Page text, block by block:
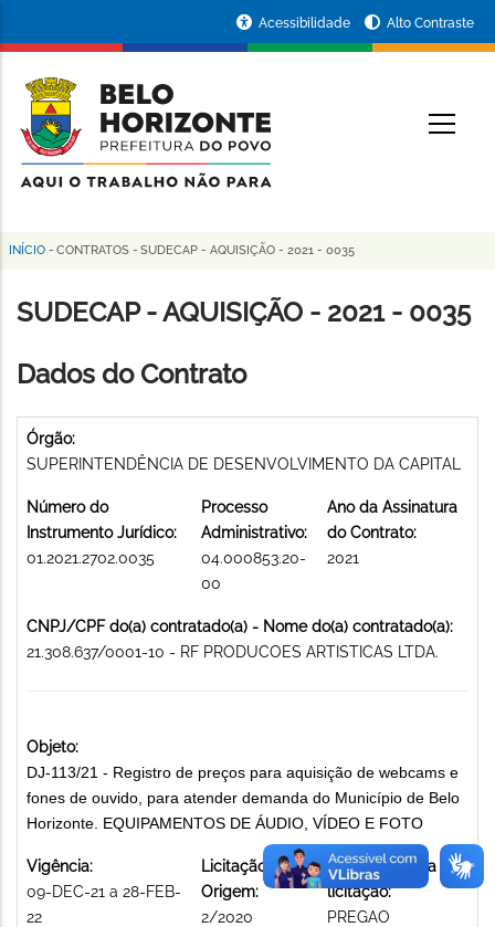
conteúdo
principal
da
Prefeitura
de
Horizonte
Acessibilidade Alto Contraste
Trilha
de
INÍCIO - CONTRATOS - SUDECAP - AQUISIÇÃO - 2021 - 0035
SUDECAP - AQUISIÇÃO - 2021 - 0035
Dados do Contrato
Órgão:
SUPERINTENDÊNCIA DE DESENVOLVIMENTO DA CAPITAL
Número do
Instrumento Jurídico:
01.2021.2702.0035
Processo
Administrativo:
04.000853.20-
00
Ano da Assinatura
do Contrato:
2021
CNPJ/CPF do(a) contratado(a) - Nome do(a) contratado(a):
21.308.637/0001-10 - RF PRODUCOES ARTISTICAS LTDA.
Objeto:
DJ-113/21 - Registro de preços para aquisição de webcams e
fones de ouvido, para atender demanda do Município de Belo
Horizonte. EQUIPAMENTOS DE ÁUDIO, VÍDEO E FOTO
Vigência:
09-DEC-21 a 28-FEB-
22
Licitação de
Origem:
2/2020
Modalidade da
licitação:
PREGAO